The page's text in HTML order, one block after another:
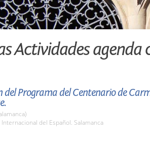
Actividades agenda
del Programa del Centenario de
del Español. Salamanca